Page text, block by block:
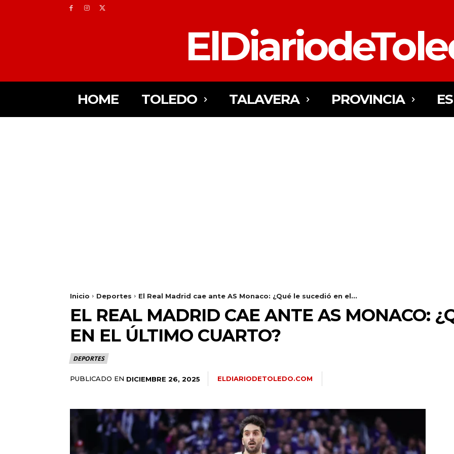
HOME TOLEDO TALAVERA PROVINCIA
Inicio Deportes El Real Madrid cae ante AS Monaco: ¿Qué le sucedió en el...
EL REAL MADRID CAE ANTE AS MONACO:
EN EL ÚLTIMO CUARTO?
DEPORTES
PUBLICADO EN DICIEMBRE 26, 2025 ELDIARIODETOLEDO.COM